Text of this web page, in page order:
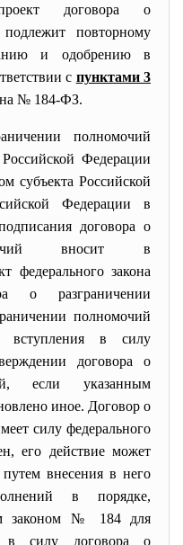
договора о
повторному
и одобрению в
с пунктами 3
№ 184-ФЗ.
полномочий
Федерации
субъекта Российской
Федерации в
договора о
вносит в
федерального закона
о разграничении
полномочий
в силу
договора о
если указанным
иное. Договор о
силу федерального
его действие может
внесения в него
в порядке,
законом № 184 для
в силу договора о